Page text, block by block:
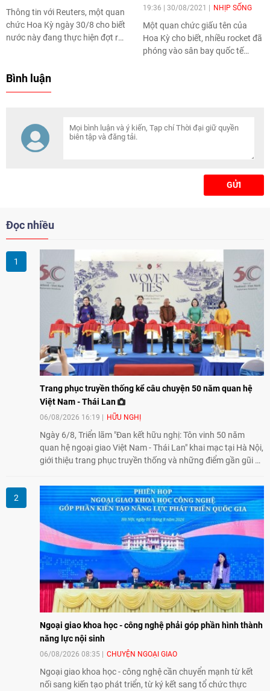
Thông tin với Reuters, một quan
chức Hoa Kỳ ngày 30/8 cho biết
nước này đang thực hiện đợt rút
ngoại giao cốt cán cũng đã rời
19:36 | 30/08/2021 NHỊP SỐNG
Một quan chức giấu tên của
Hoa Kỳ cho biết, nhiều rocket đã
phóng vào sân bay quốc tế
Bình luận
GỬI
Đọc nhiều
Trang phục truyền thống kể câu chuyện 50 năm quan hệ
Việt Nam - Thái Lan
06/08/2026 16:19 HỮU NGHỊ
Ngày 6/8, Triển lãm "Đan kết hữu nghị: Tôn vinh 50 năm
quan hệ ngoại giao Việt Nam - Thái Lan" khai mạc tại Hà Nội,
giới thiệu trang phục truyền thống và những điểm gần gũi về
giao lưu nhân dân trong chặng đường nửa thế kỷ quan hệ
song phương.
Ngoại giao khoa học - công nghệ phải góp phần hình thành
năng lực nội sinh
06/08/2026 08:35 CHUYỆN NGOẠI GIAO
Ngoại giao khoa học - công nghệ cần chuyển mạnh từ kết
nối sang kiến tạo phát triển, từ ký kết sang tổ chức thực